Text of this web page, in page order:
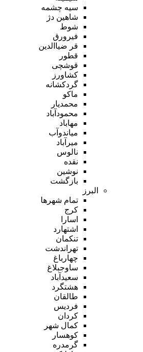
سیه چشمه
شاهین دژ
شوط
فیرورق
قر ضیاالدین
قطور
قوشچی
کشاورز
گردکشانه
ماکو
محمدیار
محمودآباد
مهاباد
میاندوآب
میرآباد
نالوس
نقده
نوشین
بازگشت
البرز
تمام شهر‌ها
کرج
اسارا
اشتهارد
تنکمان
تهراندشت
چهارباغ
ساوجبلاغ
سعیدآباد
هشتگرد
طالقان
فردیس
کردان
کمال شهر
کوهسار
گرمدره